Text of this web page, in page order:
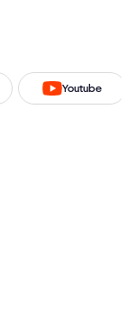
Youtube